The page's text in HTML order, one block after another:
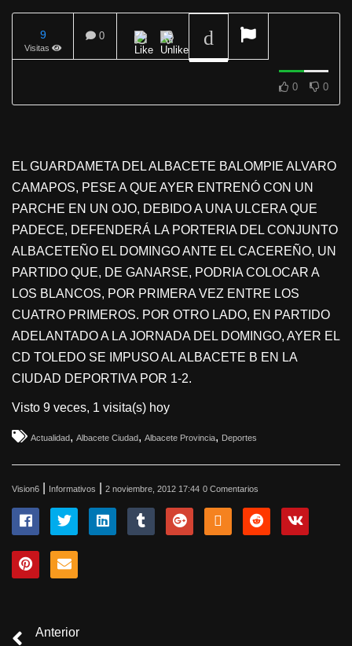
9
Visitas
0
0 0
EL GUARDAMETA DEL ALBACETE BALOMPIE ALVARO
CAMAPOS, PESE A QUE AYER ENTRENÓ CON UN
PARCHE EN UN OJO, DEBIDO A UNA ULCERA QUE
PADECE, DEFENDERÁ LA PORTERIA DEL CONJUNTO
ALBACETEÑO EL DOMINGO ANTE EL CACEREÑO, UN
PARTIDO QUE, DE GANARSE, PODRIA COLOCAR A
LOS BLANCOS, POR PRIMERA VEZ ENTRE LOS
CUATRO PRIMEROS. POR OTRO LADO, EN PARTIDO
ADELANTADO A LA JORNADA DEL DOMINGO, AYER EL
CD TOLEDO SE IMPUSO AL ALBACETE B EN LA
CIUDAD DEPORTIVA POR 1-2.
Visto 9 veces, 1 visita(s) hoy
Actualidad, Albacete Ciudad, Albacete Provincia, Deportes
Vision6 Informativos 2 noviembre, 2012 17:44 0 Comentarios
Anterior